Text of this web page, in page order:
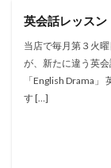
英会話レッスン
当店で毎月第３火
が、新たに違う英
「English Drama
す […]